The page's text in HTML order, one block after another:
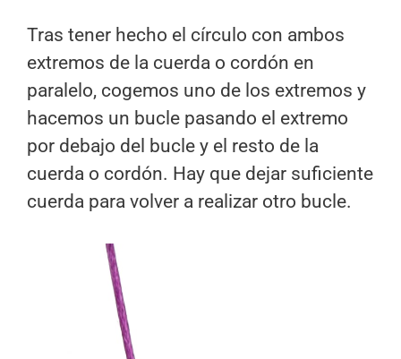
Tras tener hecho el círculo con ambos
extremos de la cuerda o cordón en
paralelo, cogemos uno de los extremos y
hacemos un bucle pasando el extremo
por debajo del bucle y el resto de la
cuerda o cordón. Hay que dejar suficiente
cuerda para volver a realizar otro bucle.